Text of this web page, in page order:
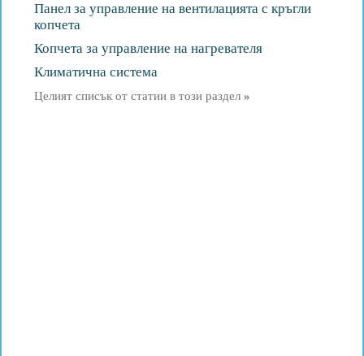
Панел за управление на вентилацията с кръгли
копчета
Копчета за управление на нагревателя
Климатична система
Целият списък от статии в този раздел »